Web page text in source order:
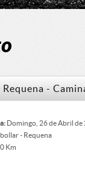
-
Domingo, 26 de Abril de
- Requena
Km